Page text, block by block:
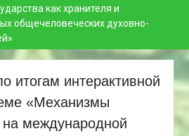
как хранителя и
общечеловеческих духовно-
интерактивной
«Механизмы
международной